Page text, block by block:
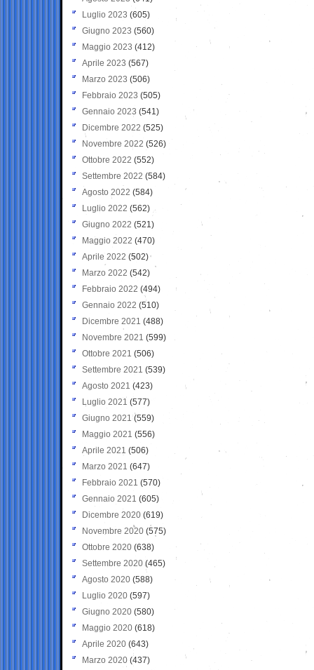
Luglio 2023 (605)
Giugno 2023 (560)
Maggio 2023 (412)
Aprile 2023 (567)
Marzo 2023 (506)
Febbraio 2023 (505)
Gennaio 2023 (541)
Dicembre 2022 (525)
Novembre 2022 (526)
Ottobre 2022 (552)
Settembre 2022 (584)
Agosto 2022 (584)
Luglio 2022 (562)
Giugno 2022 (521)
Maggio 2022 (470)
Aprile 2022 (502)
Marzo 2022 (542)
Febbraio 2022 (494)
Gennaio 2022 (510)
Dicembre 2021 (488)
Novembre 2021 (599)
Ottobre 2021 (506)
Settembre 2021 (539)
Agosto 2021 (423)
Luglio 2021 (577)
Giugno 2021(559)
Maggio 2021 (556)
Aprile 2021 (506)
Marzo 2021 (647)
Febbraio 2021 (570)
Gennaio 2021 (605)
Dicembre 2020 (619)
Novembre 2020 (575)
Ottobre 2020 (638)
Settembre 2020(465)
Agosto 2020 (588)
Luglio 2020 (597)
Giugno 2020 (580)
Maggio 2020 (618)
Aprile 2020 (643)
Marzo 2020 (437)